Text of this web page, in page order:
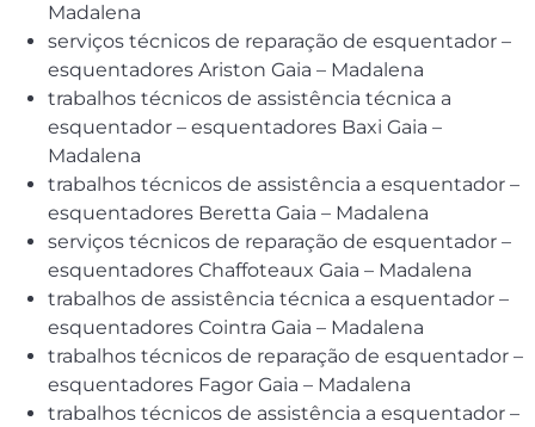
Madalena
serviços técnicos de reparação de esquentador –
esquentadores Ariston Gaia – Madalena
trabalhos técnicos de assistência técnica a
esquentador – esquentadores Baxi Gaia –
Madalena
trabalhos técnicos de assistência a esquentador –
esquentadores Beretta Gaia – Madalena
serviços técnicos de reparação de esquentador –
esquentadores Chaffoteaux Gaia – Madalena
trabalhos de assistência técnica a esquentador –
esquentadores Cointra Gaia – Madalena
trabalhos técnicos de reparação de esquentador –
esquentadores Fagor Gaia – Madalena
trabalhos técnicos de assistência a esquentador –